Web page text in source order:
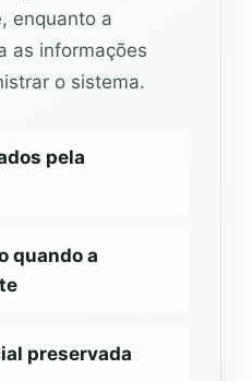
enquanto a
as informações
o sistema.
pela
quando a
preservada